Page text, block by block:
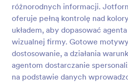
różnorodnych informacji.
oferuje pełną kontrolę nad
układem, aby dopasować
wizualnej firmy. Gotowe
dostosowanie, a działania
agentom dostarczanie
na podstawie danych